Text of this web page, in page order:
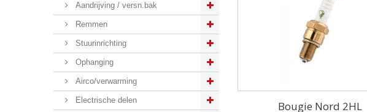
Aandrijving / versn.bak
Remmen
Stuurinrichting
Ophanging
Airco/verwarming
Electrische delen Bougie Nord 2HL